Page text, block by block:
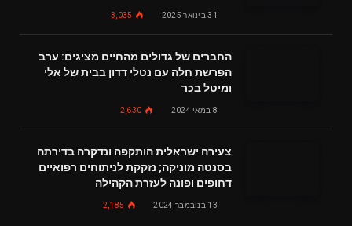
31 בינואר 2025 3,035
החברים של גדולים מהחיים מציגים: ערב
הפרשת חלה עם נטלי דדון בבית של אלי
ומיטל בכר
8 במאי 2024 2,630
צעירה ישראלית הותקפה ונדקרה בדירתה
בסנטה מוניקה; נזקקת לניתוחים רפואיים
דחופים ופונה לעזרת הקהילה
13 בנובמבר 2024 2,185